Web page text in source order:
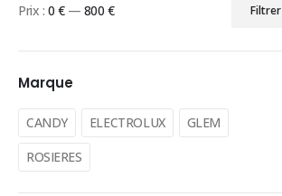
Prix
min
Prix
max
Filtrer
Prix : 0 €— 800 €
Marque
CANDY ELECTROLUX
GLEM
ROSIERES